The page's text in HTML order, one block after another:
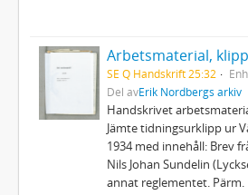
Arbetsmaterial,
SE Q Handskrift 25:32
Del avErik Nordbergs arkiv
Handskrivet
Jämte tidningsurklipp ur
1934 med innehåll: Brev
Nils Johan Sundelin
annat reglementet. Pärm.